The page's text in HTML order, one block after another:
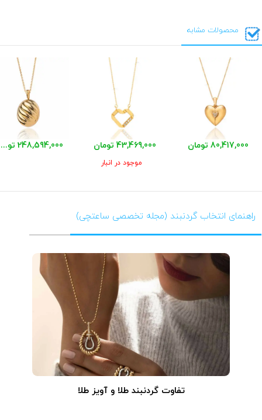
محصولات مشابه
80,417,000 تومان 43,469,000 تومان
موجود در انبار
248,594,000 تومان
راهنمای انتخاب گردنبند (مجله تخصصی ساعتچی)
تفاوت گردنبند طلا و آویز طلا